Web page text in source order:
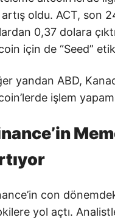
oldu. ACT, son
0,37 dolara
için de “Seed”
yandan ABD,
işlem
con
yol açtı.